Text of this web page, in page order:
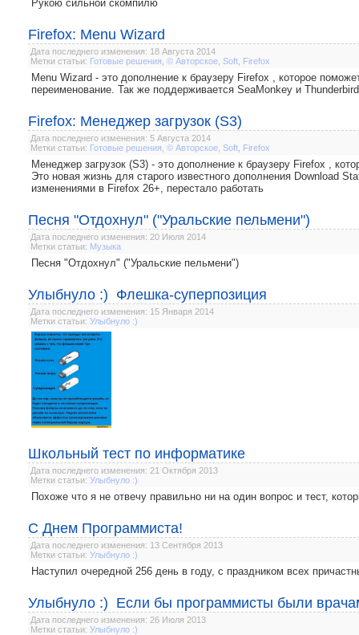
Рукою сильной скомпилю
Firefox: Menu Wizard
Дата последнего изменения: 18 Августа 2014
Метки статьи: Готовые решения © Авторское Soft Firefox
Menu Wizard - это дополнение к браузеру Firefox , которое
переименование. Так же поддерживается SeaMonkey и
Firefox: Менеджер загрузок (S3)
Дата последнего изменения: 5 Августа 2014
Метки статьи: Готовые решения © Авторское Soft Firefox
Менеджер загрузок (S3) - это дополнение к браузеру Firefox ,
Это новая жизнь для старого известного дополнения Download
изменениями в Firefox 26+, перестало работать
Песня "Отдохнул" ("Уральские пельмени")
Дата последнего изменения: 20 Июля 2014
Метки статьи: Музыка
Песня "Отдохнул" ("Уральские пельмени")
Улыбнуло :) Флешка-суперпозиция
Дата последнего изменения: 15 Января 2014
Метки статьи: Улыбнуло :)
Школьный тест по информатике
Дата последнего изменения: 21 Октября 2013
Метки статьи: Улыбнуло :)
Похоже что я не отвечу правильно ни на один вопрос и тест,
С Днем Программиста!
Дата последнего изменения: 13 Сентября 2013
Метки статьи: Улыбнуло :)
Наступил очередной 256 день в году, с праздником всех
Улыбнуло :) Если бы программисты были
Дата последнего изменения: 26 Июля 2013
Метки статьи: Улыбнуло :)